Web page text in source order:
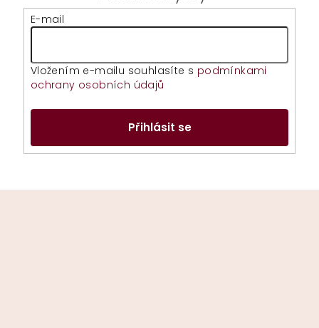
E-mail
Vložením e-mailu souhlasíte s podmínkami
ochrany osobních údajů
Přihlásit se